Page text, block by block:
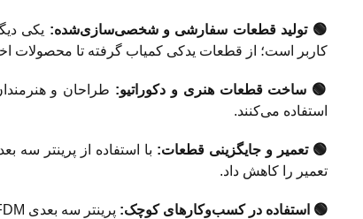
🟢 تولید قطعات سفارشی و شخصی‌سازی‌شده:
کاربر است؛ از قطعات یدکی کمیاب گرفته تا محصولات
🟢 ساخت قطعات هنری و دکوراتیو:
استفاده می‌کنند.
🟢 تعمیر و جایگزینی قطعات:
تعمیر را کاهش داد.
🟢 استفاده در کسب‌وکارهای کوچک: